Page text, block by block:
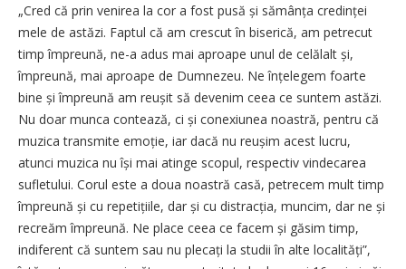
„Cred că prin venirea la cor a fost pusă și sămânța credinței
mele de astăzi. Faptul că am crescut în biserică, am petrecut
timp împreună, ne-a adus mai aproape unul de celălalt și,
împreună, mai aproape de Dumnezeu. Ne înțelegem foarte
bine și împreună am reușit să devenim ceea ce suntem astăzi.
Nu doar munca contează, ci și conexiunea noastră, pentru că
muzica transmite emoție, iar dacă nu reușim acest lucru,
atunci muzica nu își mai atinge scopul, respectiv vindecarea
sufletului. Corul este a doua noastră casă, petrecem mult timp
împreună și cu repetițiile, dar și cu distracția, muncim, dar ne și
recreăm împreună. Ne place ceea ce facem și găsim timp,
indiferent că suntem sau nu plecați la studii în alte localități”,